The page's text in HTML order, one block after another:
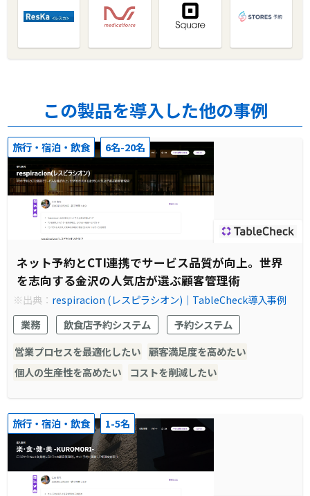
この製品を導入した他の事例
旅行・宿泊・飲食 6名-20名
ネット予約とCTI連携でサービス品質が向上。世界
を志向する金沢の人気店が選ぶ顧客管理術
※出典： respiracion (レスピラシオン)｜TableCheck導入事例
業務
飲食店予約システム
予約システム
営業プロセスを最適化したい 顧客満足度を高めたい
個人の生産性を高めたい
コストを削減したい
旅行・宿泊・飲食 1-5名